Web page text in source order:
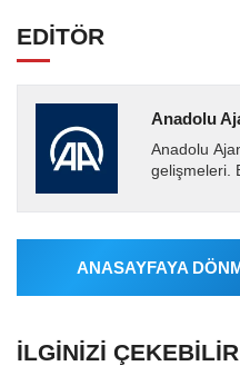
EDİTÖR
Anadolu
Anadolu
gelişmeleri.
tarafından
ANASAYFAYA
İLGINIZI ÇEKEBILIR